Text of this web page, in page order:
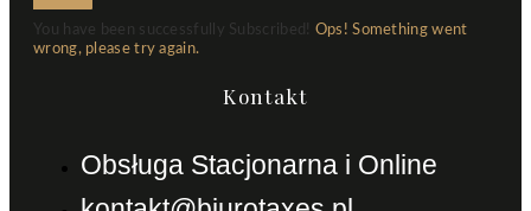
You have been successfully Subscribed!
Ops! Something went
wrong, please try again.
Kontakt
Obsługa Stacjonarna i Online